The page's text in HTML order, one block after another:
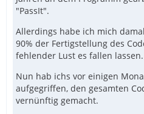
"PassIt".
Allerdings habe ich mich
90% der Fertigstellung des
fehlender Lust es fallen lassen.
Nun hab ichs vor einigen
aufgegriffen, den gesamten
vernünftig gemacht.